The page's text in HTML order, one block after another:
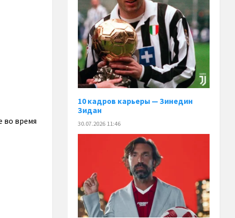
время
10 кадров карьеры — Зинедин
Зидан
30.07.2026 11:46